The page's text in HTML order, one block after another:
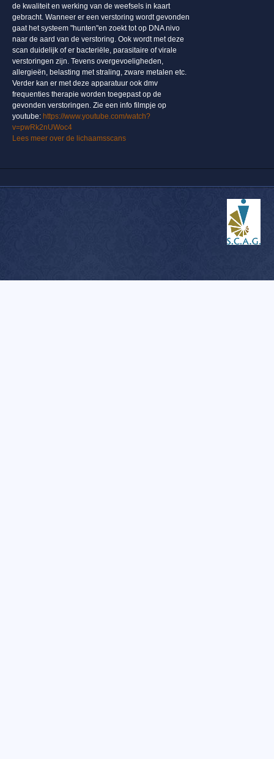
de kwaliteit en werking van de weefsels in kaart
gebracht. Wanneer er een verstoring wordt gevonden
gaat het systeem "hunten"en zoekt tot op DNA nivo
naar de aard van de verstoring. Ook wordt met deze
scan duidelijk of er bacteriële, parasitaire of virale
verstoringen zijn. Tevens overgevoeligheden,
allergieën, belasting met straling, zware metalen etc.
Verder kan er met deze apparatuur ook dmv
frequenties therapie worden toegepast op de
gevonden verstoringen. Zie een info filmpje op
youtube: https://www.youtube.com/watch?
v=pwRk2nUWoc4
Lees meer over de lichaamsscans